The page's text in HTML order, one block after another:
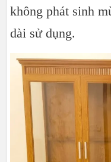
không phát sinh
dài sử dụng.